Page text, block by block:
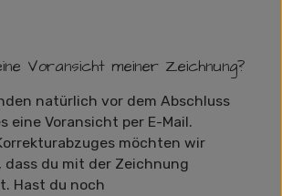
Voransicht meiner Zeichnung?
natürlich vor dem Abschluss
eine Voransicht per E-Mail.
möchten wir
dass du mit der Zeichnung
Hast du noch